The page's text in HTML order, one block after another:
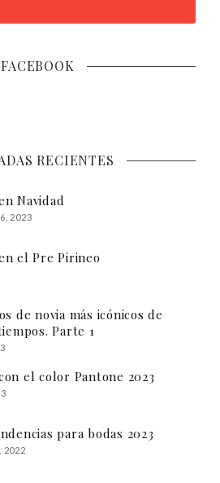
FACEBOOK
RECIENTES
Navidad
2023
el Pre Pirineo
de novia más icónicos de
Parte 1
el color Pantone 2023
para bodas 2023
2022